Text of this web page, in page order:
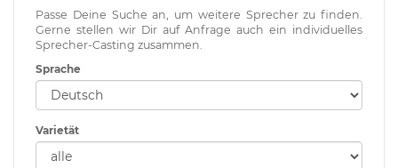
Passe Deine Suche an, um weitere Sprecher zu finden.
Gerne stellen wir Dir auf Anfrage auch ein individuelles
Sprecher-Casting zusammen.
Sprache
Varietät